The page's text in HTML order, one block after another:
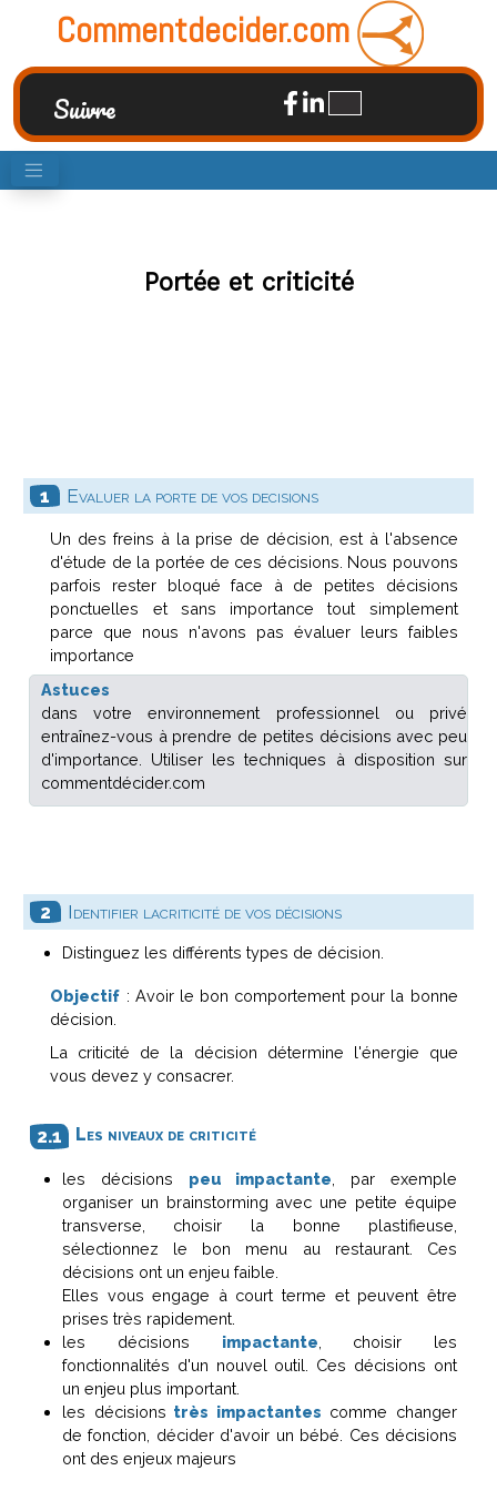
Commentdecider.com
Suivre
Portée et criticité
Evaluer la porte de vos decisions
Un des freins à la prise de décision, est à l'absence
d'étude de la portée de ces décisions. Nous pouvons
parfois rester bloqué face à de petites décisions
ponctuelles et sans importance tout simplement
parce que nous n'avons pas évaluer leurs faibles
importance
Astuces
dans votre environnement professionnel ou privé
entraînez-vous à prendre de petites décisions avec peu
d'importance. Utiliser les techniques à disposition sur
commentdécider.com
Identifier lacriticité de vos décisions
Distinguez les différents types de décision.
Objectif : Avoir le bon comportement pour la bonne
décision.
La criticité de la décision détermine l'énergie que
vous devez y consacrer.
Les niveaux de criticité
les décisions peu impactante, par exemple
organiser un brainstorming avec une petite équipe
transverse, choisir la bonne plastifieuse,
sélectionnez le bon menu au restaurant. Ces
décisions ont un enjeu faible.
Elles vous engage à court terme et peuvent être
prises très rapidement.
les décisions impactante, choisir les
fonctionnalités d'un nouvel outil. Ces décisions ont
un enjeu plus important.
les décisions très impactantes comme changer
de fonction, décider d'avoir un bébé. Ces décisions
ont des enjeux majeurs